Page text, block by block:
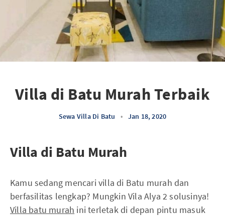
Villa di Batu Murah Terbaik
Sewa Villa Di Batu • Jan 18, 2020
Villa di Batu Murah
Kamu sedang mencari villa di Batu murah dan
berfasilitas lengkap? Mungkin Vila Alya 2 solusinya!
Villa batu murah ini terletak di depan pintu masuk